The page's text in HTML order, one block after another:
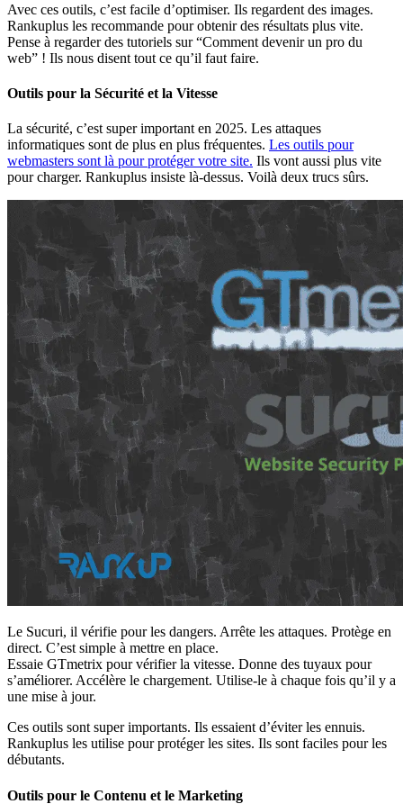
Avec ces outils, c’est facile d’optimiser. Ils regardent des images.
Rankuplus les recommande pour obtenir des résultats plus vite.
Pense à regarder des tutoriels sur “Comment devenir un pro du
web” ! Ils nous disent tout ce qu’il faut faire.
Outils pour la Sécurité et la Vitesse
La sécurité, c’est super important en 2025. Les attaques
informatiques sont de plus en plus fréquentes. Les outils pour
webmasters sont là pour protéger votre site. Ils vont aussi plus vite
pour charger. Rankuplus insiste là-dessus. Voilà deux trucs sûrs.
Le Sucuri, il vérifie pour les dangers. Arrête les attaques. Protège en
direct. C’est simple à mettre en place.
Essaie GTmetrix pour vérifier la vitesse. Donne des tuyaux pour
s’améliorer. Accélère le chargement. Utilise-le à chaque fois qu’il y a
une mise à jour.
Ces outils sont super importants. Ils essaient d’éviter les ennuis.
Rankuplus les utilise pour protéger les sites. Ils sont faciles pour les
débutants.
Outils pour le Contenu et le Marketing